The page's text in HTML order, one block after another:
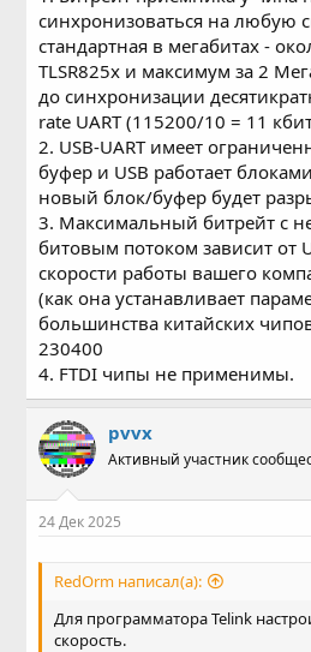
синхронизоваться на любую
стандартная в мегабитах -
TLSR825x и максимум за 2
до синхронизации
rate UART (115200/10 = 11
2. USB-UART имеет
буфер и USB работает
новый блок/буфер будет
3. Максимальный битрейт с
битовым потоком зависит от
скорости работы вашего
(как она устанавливает
большинства китайских
230400
4. FTDI чипы не применимы.
pvvx
Активный участник
24 Дек 2025
RedOrm написал(а):
Для программатора Telink
скорость.